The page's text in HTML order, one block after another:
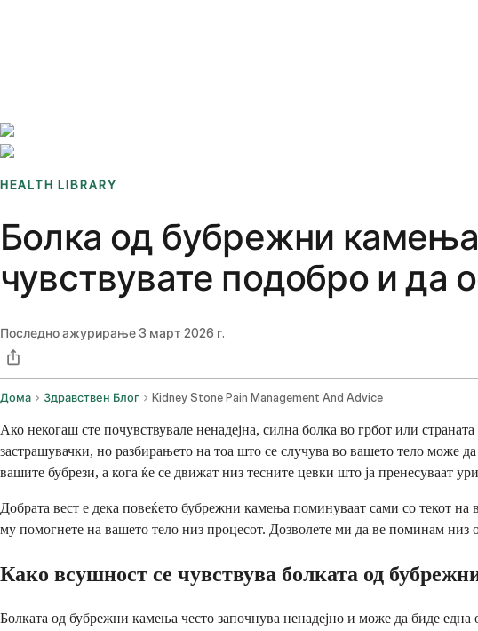
HEALTH LIBRARY
Болка од бубрежни
чувствувате подобро и да
Последно ажурирање3 март 2026 г.
Дома Здравствен Блог Kidney Stone Pain Management And Advice
Ако некогаш сте почувствувале ненадејна, силна болка во грбот или
застрашувачки, но разбирањето на тоа што се случува во вашето тело може
вашите бубрези, а кога ќе се движат низ тесните цевки што ја пренесуваат
Добрата вест е дека повеќето бубрежни камења поминуваат сами со текот
му помогнете на вашето тело низ процесот. Дозволете ми да ве поминам низ
Како всушност се чувствува болката од
Болката од бубрежни камења често започнува ненадејно и може да биде